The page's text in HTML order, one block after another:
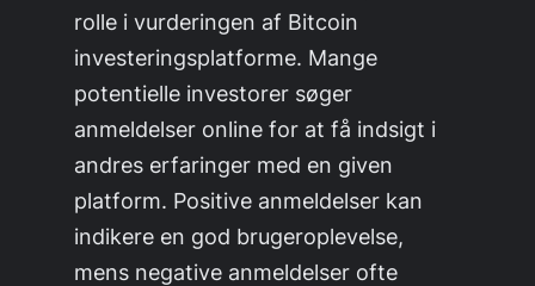
rolle i vurderingen af Bitcoin
investeringsplatforme. Mange
potentielle investorer søger
anmeldelser online for at få indsigt i
andres erfaringer med en given
platform. Positive anmeldelser kan
indikere en god brugeroplevelse,
mens negative anmeldelser ofte